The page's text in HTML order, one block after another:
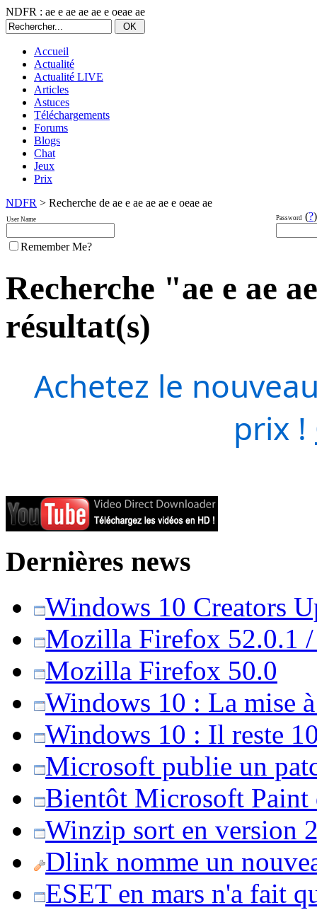
NDFR : ae e ae ae ae e oeae ae
Accueil
Actualité
Actualité LIVE
Articles
Astuces
Téléchargements
Forums
Blogs
Chat
Jeux
Prix
NDFR > Recherche de ae e ae ae ae e oeae ae
User Name Password (?)
Remember Me?
Recherche "ae e ae
résultat(s)
Achetez le
prix !
Dernières news
Windows 10 Creators
Mozilla Firefox 52.0.1
Mozilla Firefox 50.0
Windows 10 : La mise
Windows 10 : Il reste
Microsoft publie un
Bientôt Microsoft Paint
Winzip sort en version
Dlink nomme un
ESET en mars n'a fait